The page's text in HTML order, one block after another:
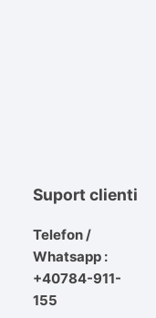
Suport clienti
Telefon /
Whatsapp :
+40784-911-
155